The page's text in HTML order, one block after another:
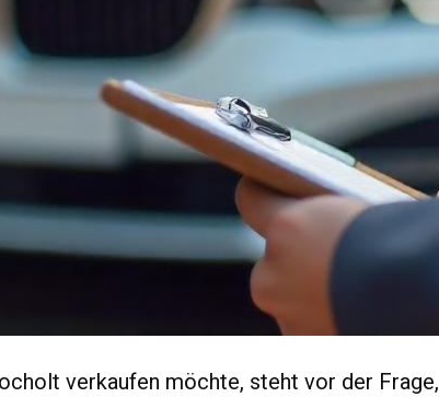
verkaufen möchte, steht vor der Frage,